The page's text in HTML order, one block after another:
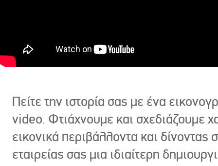
Πείτε την ιστορία σας με ένα
video. Φτιάχνουμε και σχεδιάζουμε
εικονικά περιβάλλοντα και δίνοντας
εταιρείας σας μια ιδιαίτερη